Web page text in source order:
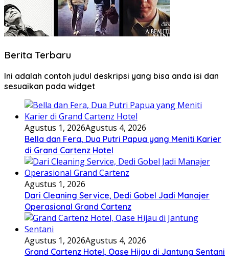
Berita Terbaru
Ini adalah contoh judul deskripsi yang bisa anda isi dan
sesuaikan pada widget
Agustus 1, 2026Agustus 4, 2026
Bella dan Fera, Dua Putri Papua yang Meniti Karier
di Grand Cartenz Hotel
Agustus 1, 2026
Dari Cleaning Service, Dedi Gobel Jadi Manajer
Operasional Grand Cartenz
Agustus 1, 2026Agustus 4, 2026
Grand Cartenz Hotel, Oase Hijau di Jantung Sentani